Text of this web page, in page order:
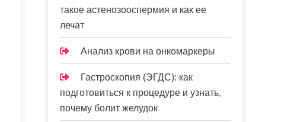
такое астенозооспермия и как ее
лечат
Анализ крови на онкомаркеры
Гастроскопия (ЭГДС): как
подготовиться к процедуре и узнать,
почему болит желудок